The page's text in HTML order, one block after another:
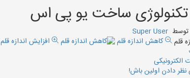
تکنولوژی ساخت یو پی اس
توسط Super User
قلم
کاهش اندازه قلم
افزایش اندازه قلم
نظر دادن اولین باش!